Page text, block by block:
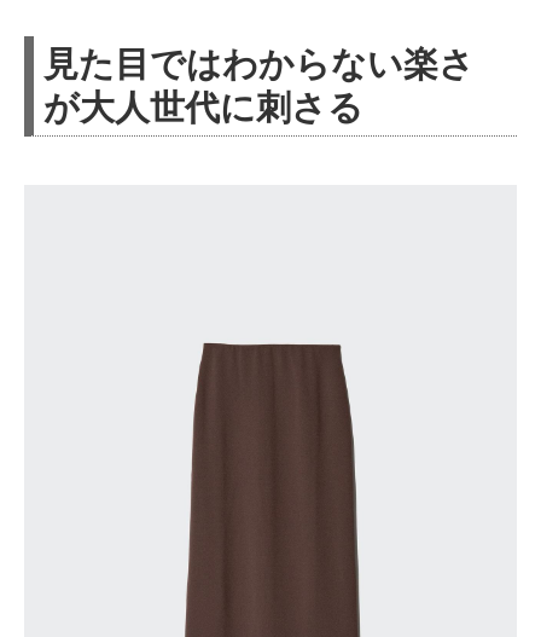
見た目ではわからない楽さ
が大人世代に刺さる